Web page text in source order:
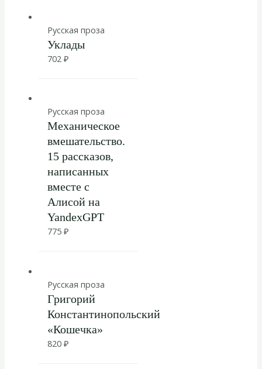
Русская проза
Уклады
702 ₽
Русская проза
Механическое
вмешательство.
15 рассказов,
написанных
вместе с
Алисой на
YandexGPT
775 ₽
Русская проза
Григорий
Константинопольский
«Кошечка»
820 ₽